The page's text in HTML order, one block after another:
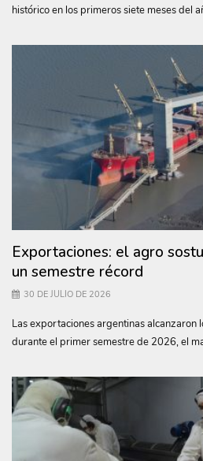
histórico en los primeros siete meses del
Exportaciones: el agro
un semestre récord
30 DE JULIO DE 2026
Las exportaciones argentinas alcanzaron
durante el primer semestre de 2026, el